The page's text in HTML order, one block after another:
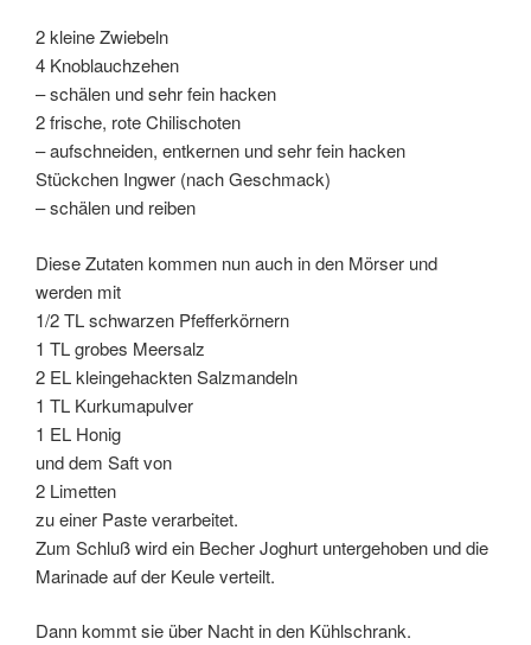
2 kleine Zwiebeln
4 Knoblauchzehen
– schälen und sehr fein hacken
2 frische, rote Chilischoten
– aufschneiden, entkernen und sehr fein hacken
Stückchen Ingwer (nach Geschmack)
– schälen und reiben
Diese Zutaten kommen nun auch in den Mörser und
werden mit
1/2 TL schwarzen Pfefferkörnern
1 TL grobes Meersalz
2 EL kleingehackten Salzmandeln
1 TL Kurkumapulver
1 EL Honig
und dem Saft von
2 Limetten
zu einer Paste verarbeitet.
Zum Schluß wird ein Becher Joghurt untergehoben und die
Marinade auf der Keule verteilt.
Dann kommt sie über Nacht in den Kühlschrank.